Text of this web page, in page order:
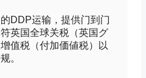
DDP运输，提供门到门
英国全球关税（英国グ
值税（付加価値税）以
。